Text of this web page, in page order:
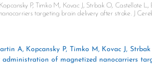
P, Timko M, Kovac J, Strbak O, Castellote L,
targeting brain delivery after stroke. J
A, Kopcansky P, Timko M, Kovac J,
administration of magnetized nanocarriers